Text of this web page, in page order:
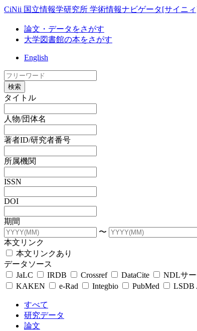
CiNii 国立情報学研究所 学術情報ナビゲータ[サイニ
論文・データをさがす
大学図書館の本をさがす
English
検索
タイトル
人物/団体名
著者ID/研究者番号
所属機関
ISSN
DOI
期間
〜
本文リンク
本文リンクあり
データソース
JaLC
IRDB Crossref DataCite NDLサ
KAKEN
e-Rad Integbio PubMed LSDB
すべて
研究データ
論文